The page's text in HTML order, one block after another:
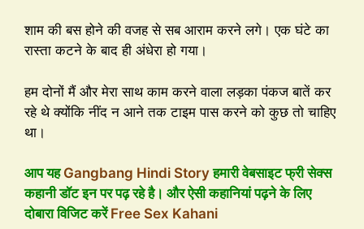
शाम की बस होने की वजह से सब आराम करने लगे। एक घंटे का
रास्ता कटने के बाद ही अंधेरा हो गया।
हम दोनों मैं और मेरा साथ काम करने वाला लड़का पंकज बातें कर
रहे थे क्योंकि नींद न आने तक टाइम पास करने को कुछ तो चाहिए
था।
आप यहGangbang Hindi Storyहमारी वेबसाइट फ्री सेक्स
कहानी डॉट इन पर पढ़ रहे है। और ऐसी कहानियां पढ़ने के लिए
दोबारा विजिट करेंFree Sex Kahani